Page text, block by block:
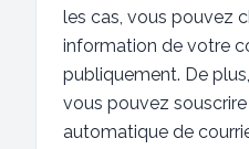
les cas, vous pouvez
information de votre
publiquement. De
vous pouvez souscrire
automatique de